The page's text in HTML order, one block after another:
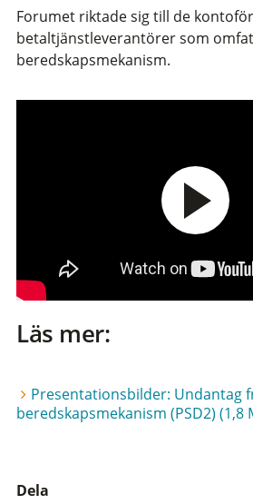
Forumet riktade sig till de
betaltjänstleverantörer som
beredskapsmekanism.
Läs mer:
Presentationsbilder: Undantag
beredskapsmekanism (PSD2) (1,8
Dela